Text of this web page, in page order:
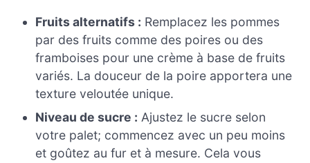
Fruits alternatifs : Remplacez les pommes
par des fruits comme des poires ou des
framboises pour une crème à base de fruits
variés. La douceur de la poire apportera une
texture veloutée unique.
Niveau de sucre : Ajustez le sucre selon
votre palet; commencez avec un peu moins
et goûtez au fur et à mesure. Cela vous